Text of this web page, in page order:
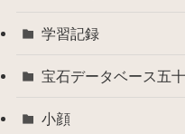
学習記録
宝石データベース五
小顔